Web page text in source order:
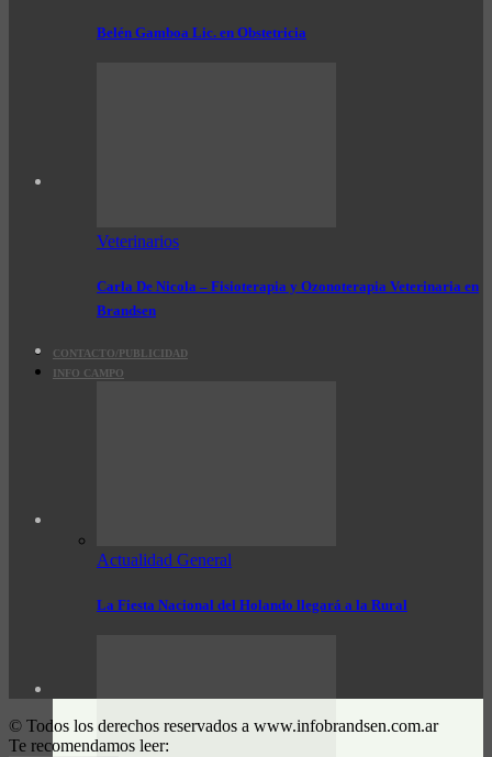
Belén Gamboa Lic. en Obstetricia
Veterinarios
Carla De Nicola – Fisioterapia y Ozonoterapia Veterinaria en
Brandsen
CONTACTO/PUBLICIDAD
INFO CAMPO
Actualidad General
La Fiesta Nacional del Holando llegará a la Rural
© Todos los derechos reservados a www.infobrandsen.com.ar
Te recomendamos leer: